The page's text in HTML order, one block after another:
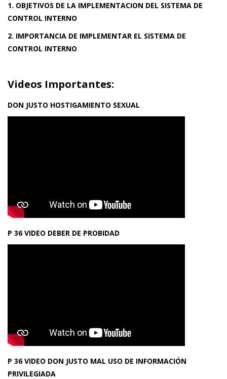
1. OBJETIVOS DE LA IMPLEMENTACION DEL SISTEMA DE
CONTROL INTERNO
2. IMPORTANCIA DE IMPLEMENTAR EL SISTEMA DE
CONTROL INTERNO
Videos Importantes:
DON JUSTO HOSTIGAMIENTO SEXUAL
P 36 VIDEO DEBER DE PROBIDAD
P 36 VIDEO DON JUSTO MAL USO DE INFORMACIÓN
PRIVILEGIADA